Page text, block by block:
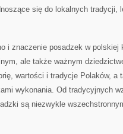
się do lokalnych tradycji,
i znaczenie posadzek w polskiej
ale także ważnym
wartości i⁢ tradycje Polaków, ⁢a
wykonania. Od ⁣tradycyjnych
są niezwykle